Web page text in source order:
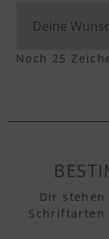
Noch 25
Dir
Schriftarten